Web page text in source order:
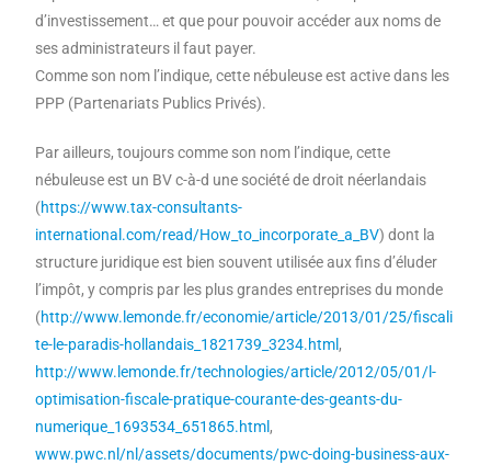
d’investissement… et que pour pouvoir accéder aux noms de
ses administrateurs il faut payer.
Comme son nom l’indique, cette nébuleuse est active dans les
PPP (Partenariats Publics Privés).
Par ailleurs, toujours comme son nom l’indique, cette
nébuleuse est un BV c-à-d une société de droit néerlandais
(https://www.tax-consultants-
international.com/read/How_to_incorporate_a_BV) dont la
structure juridique est bien souvent utilisée aux fins d’éluder
l’impôt, y compris par les plus grandes entreprises du monde
(http://www.lemonde.fr/economie/article/2013/01/25/fiscali
te-le-paradis-hollandais_1821739_3234.html ,
http://www.lemonde.fr/technologies/article/2012/05/01/l-
optimisation-fiscale-pratique-courante-des-geants-du-
numerique_1693534_651865.html ,
www.pwc.nl/nl/assets/documents/pwc-doing-business-aux-